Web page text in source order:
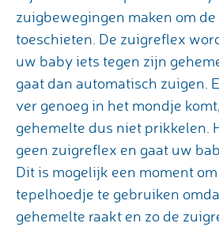
zuigbewegingen maken om
toeschieten. De zuigreflex
uw baby iets tegen zijn
gaat dan automatisch zuigen.
ver genoeg in het mondje
gehemelte dus niet prikkelen.
geen zuigreflex en gaat uw
Dit is mogelijk een moment
tepelhoedje te gebruiken
gehemelte raakt en zo de